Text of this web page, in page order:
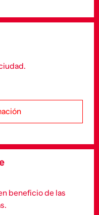
beneficio de las